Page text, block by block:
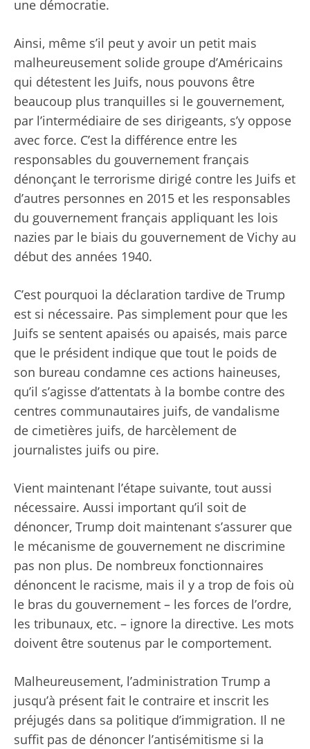
une démocratie.
Ainsi, même s’il peut y avoir un petit mais
malheureusement solide groupe d’Américains
qui détestent les Juifs, nous pouvons être
beaucoup plus tranquilles si le gouvernement,
par l’intermédiaire de ses dirigeants, s’y oppose
avec force. C’est la différence entre les
responsables du gouvernement français
dénonçant le terrorisme dirigé contre les Juifs et
d’autres personnes en 2015 et les responsables
du gouvernement français appliquant les lois
nazies par le biais du gouvernement de Vichy au
début des années 1940.
C’est pourquoi la déclaration tardive de Trump
est si nécessaire. Pas simplement pour que les
Juifs se sentent apaisés ou apaisés, mais parce
que le président indique que tout le poids de
son bureau condamne ces actions haineuses,
qu’il s’agisse d’attentats à la bombe contre des
centres communautaires juifs, de vandalisme
de cimetières juifs, de harcèlement de
journalistes juifs ou pire.
Vient maintenant l’étape suivante, tout aussi
nécessaire. Aussi important qu’il soit de
dénoncer, Trump doit maintenant s’assurer que
le mécanisme de gouvernement ne discrimine
pas non plus. De nombreux fonctionnaires
dénoncent le racisme, mais il y a trop de fois où
le bras du gouvernement – les forces de l’ordre,
les tribunaux, etc. – ignore la directive. Les mots
doivent être soutenus par le comportement.
Malheureusement, l’administration Trump a
jusqu’à présent fait le contraire et inscrit les
préjugés dans sa politique d’immigration. Il ne
suffit pas de dénoncer l’antisémitisme si la